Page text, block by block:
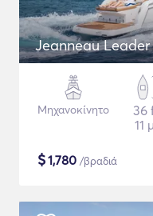
Jeanneau
Μηχανοκίνητο
36
11
$1,780 /βραδιά